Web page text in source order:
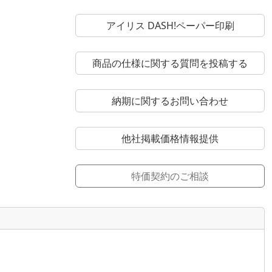
アイリス DASH!ペーパー印刷
商品の仕様に関する質問を投稿する
納期に関するお問い合わせ
他社掲載価格情報提供
特価契約のご相談